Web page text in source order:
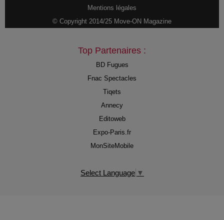
Mentions légales
© Copyright 2014/25 Move-ON Magazine
Top Partenaires :
BD Fugues
Fnac Spectacles
Tiqets
Annecy
Editoweb
Expo-Paris.fr
MonSiteMobile
Select Language ▼